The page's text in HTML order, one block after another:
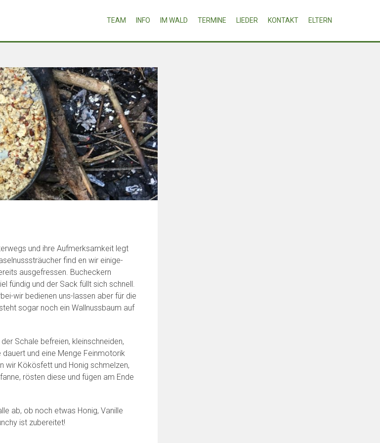
TEAM INFO IM WALD TERMINE LIEDER KONTAKT ELTERN
und ihre Aufmerksamkeit legt
find en wir einige-
ausgefressen. Bucheckern
fündig und der Sack füllt sich schnell.
wir bedienen uns-lassen aber für die
sogar noch ein Wallnussbaum auf
Schale befreien, kleinschneiden,
und eine Menge Feinmotorik
wir Kökösfett und Honig schmelzen,
rösten diese und fügen am Ende
ab, ob noch etwas Honig, Vanille
ist zubereitet!